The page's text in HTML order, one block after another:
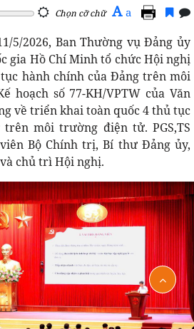
Chọn cỡ chữ A a
5/2026, Ban Thường vụ Đảng ủy
gia Hồ Chí Minh tổ chức Hội nghị
hành chính của Đảng trên môi
hoạch số 77-KH/VPTW của Văn
về triển khai toàn quốc 4 thủ tục
môi trường điện tử. PGS,TS
Bộ Chính trị, Bí thư Đảng ủy,
chủ trì Hội nghị.